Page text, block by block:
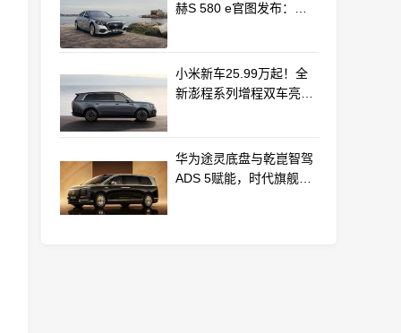
赫S 580 e官图发布：老
小米新车25.99万起！全
新澎程系列增程双车亮相
华为途灵底盘与乾崑智驾
ADS 5赋能，时代旗舰